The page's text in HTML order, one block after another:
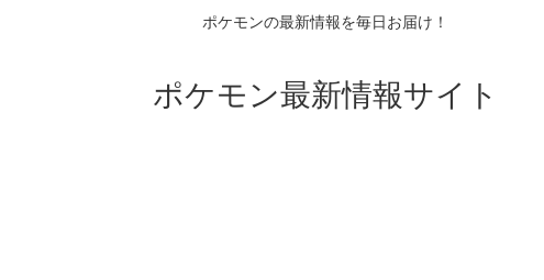
ポケモンの最新情報を毎日お届け！
ポケモン最新情報サイト